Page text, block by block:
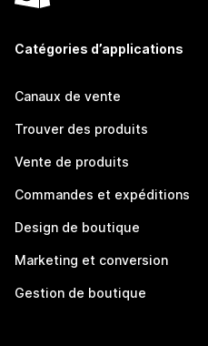
Catégories d’applications
Canaux de vente
Trouver des produits
Vente de produits
Commandes et expéditions
Design de boutique
Marketing et conversion
Gestion de boutique